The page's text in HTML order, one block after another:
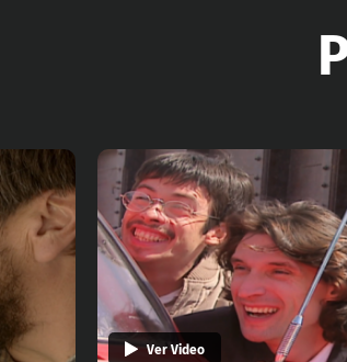
Ver Video